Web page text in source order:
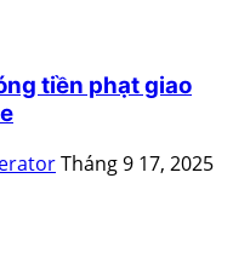
tiền phạt giao
Tháng 9 17, 2025